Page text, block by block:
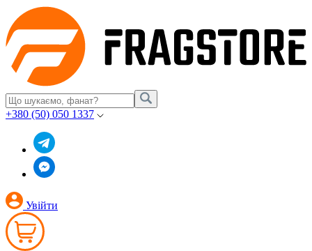
+380 (50) 050 1337
Увійти